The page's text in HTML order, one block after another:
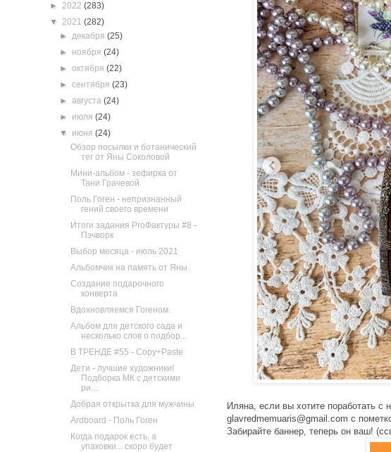
Иляна, если вы хотите поработать
glavredmemuaris@gmail.com с
Забирайте баннер, теперь он ваш!
► 2022 (283)
▼ 2021 (282)
►декабря(25)
► ноября(24)
►октября(22)
►сентября(23)
►августа(24)
► июля(24)
▼ июня(24)
Обзор посылки и ботанический
тег от Яны Соколовой
Мини-альбом - зефирка от
Тани Грачевой
Поль Гоген - непризнанный
гений своего времени
Итоги задания ProФактуры #8 -
Пэчворк
Выбор месяца - июль 2021
Альбомчик на память от Яны.
Создание подарочного
конверта
Вдохновляемся Гогеном.
Альбом для детского сада и
несколько слов о подбор...
В ТРЕНДЕ #55 - Copy+Paste
Дети - лучшие художники!
Подборка МК с детскими
ри...
Добрая открытка для мужчины
Ardboard - Поль Гоген
Когда подарок есть, а
упаковки... скоро будет